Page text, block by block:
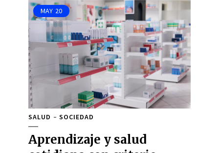
MAY 20
SALUD SOCIEDAD
Aprendizaje y salud